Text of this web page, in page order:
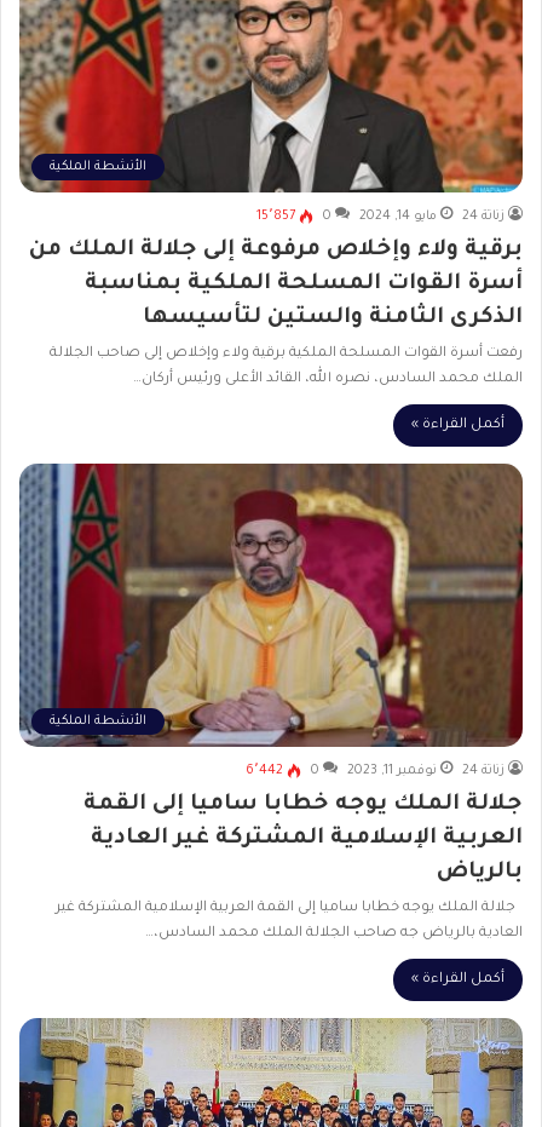
الأنشطة الملكية
زناتة 24 مايو 14, 2024 0 15٬857
برقية ولاء وإخلاص مرفوعة إلى جلالة الملك من
أسرة القوات المسلحة الملكية بمناسبة
الذكرى الثامنة والستين لتأسيسها
رفعت أسرة القوات المسلحة الملكية برقية ولاء وإخلاص إلى صاحب الجلالة
الملك محمد السادس، نصره الله، القائد الأعلى ورئيس أركان…
أكمل القراءة »
الأنشطة الملكية
زناتة 24 نوفمبر 11, 2023 0 6٬442
جلالة الملك يوجه خطابا ساميا إلى القمة
العربية الإسلامية المشتركة غير العادية
بالرياض
جلالة الملك يوجه خطابا ساميا إلى القمة العربية الإسلامية المشتركة غير
العادية بالرياض جه صاحب الجلالة الملك محمد السادس،…
أكمل القراءة »